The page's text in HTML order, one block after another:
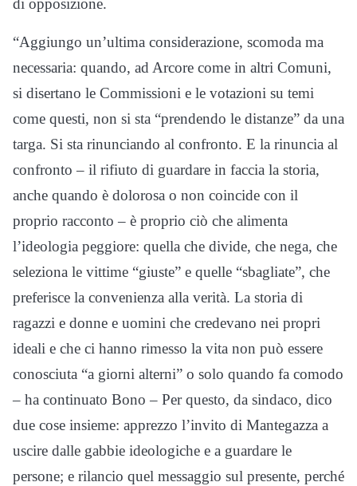
di opposizione.
“Aggiungo un’ultima considerazione, scomoda ma
necessaria: quando, ad Arcore come in altri Comuni,
si disertano le Commissioni e le votazioni su temi
come questi, non si sta “prendendo le distanze” da una
targa. Si sta rinunciando al confronto. E la rinuncia al
confronto – il rifiuto di guardare in faccia la storia,
anche quando è dolorosa o non coincide con il
proprio racconto – è proprio ciò che alimenta
l’ideologia peggiore: quella che divide, che nega, che
seleziona le vittime “giuste” e quelle “sbagliate”, che
preferisce la convenienza alla verità. La storia di
ragazzi e donne e uomini che credevano nei propri
ideali e che ci hanno rimesso la vita non può essere
conosciuta “a giorni alterni” o solo quando fa comodo
– ha continuato Bono – Per questo, da sindaco, dico
due cose insieme: apprezzo l’invito di Mantegazza a
uscire dalle gabbie ideologiche e a guardare le
persone; e rilancio quel messaggio sul presente, perché